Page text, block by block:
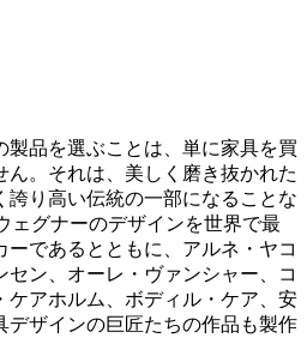
製品を選ぶことは、単に家具を買
ん。それは、美しく磨き抜かれた
誇り高い伝統の一部になることな
ェグナーのデザインを世界で最
ーであるとともに、アルネ・ヤコ
セン、オーレ・ヴァンシャー、コ
ケアホルム、ボディル・ケア、安
デザインの巨匠たちの作品も製作